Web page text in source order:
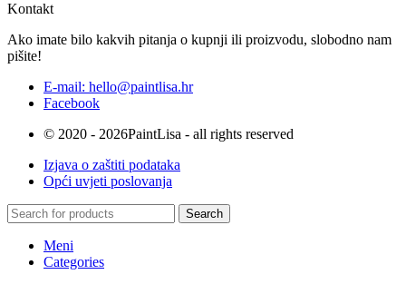
Kontakt
Ako imate bilo kakvih pitanja o kupnji ili proizvodu, slobodno nam
pišite!
E-mail: hello@paintlisa.hr
Facebook
© 2020 - 2026PaintLisa - all rights reserved
Izjava o zaštiti podataka
Opći uvjeti poslovanja
Search
Meni
Categories